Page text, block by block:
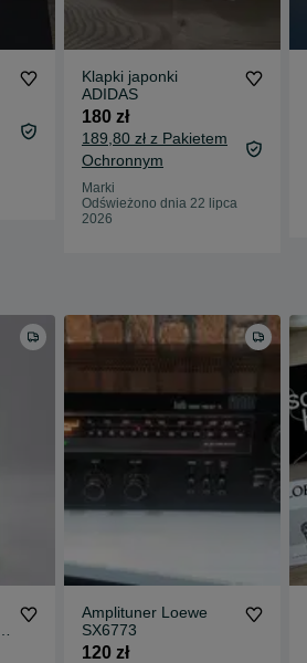
Klapki japonki
ADIDAS
180 zł
189,80 zł z Pakietem
Ochronnym
Marki
Odświeżono dnia 22 lipca
2026
Amplituner Loewe
SX6773
120 zł